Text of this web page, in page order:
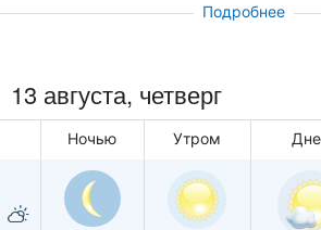
Подробнее
13 августа, четверг
Ночью Утром